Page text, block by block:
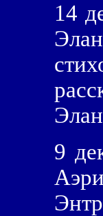
14
9